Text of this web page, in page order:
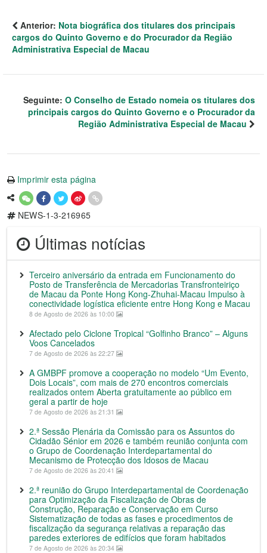
Anterior: Nota biográfica dos titulares dos principais
cargos do Quinto Governo e do Procurador da Região
Administrativa Especial de Macau
Seguinte: O Conselho de Estado nomeia os titulares dos
principais cargos do Quinto Governo e o Procurador da
Região Administrativa Especial de Macau
Imprimir esta página
NEWS-1-3-216965
Últimas notícias
Terceiro aniversário da entrada em Funcionamento do
Posto de Transferência de Mercadorias Transfronteiriço
de Macau da Ponte Hong Kong-Zhuhai-Macau Impulso à
conectividade logística eficiente entre Hong Kong e Macau
8 de Agosto de 2026 às 10:00
Afectado pelo Ciclone Tropical “Golfinho Branco” – Alguns
Voos Cancelados
7 de Agosto de 2026 às 22:27
A GMBPF promove a cooperação no modelo “Um Evento,
Dois Locais”, com mais de 270 encontros comerciais
realizados ontem Aberta gratuitamente ao público em
geral a partir de hoje
7 de Agosto de 2026 às 21:31
2.ª Sessão Plenária da Comissão para os Assuntos do
Cidadão Sénior em 2026 e também reunião conjunta com
o Grupo de Coordenação Interdepartamental do
Mecanismo de Protecção dos Idosos de Macau
7 de Agosto de 2026 às 20:41
2.ª reunião do Grupo Interdepartamental de Coordenação
para Optimização da Fiscalização de Obras de
Construção, Reparação e Conservação em Curso
Sistematização de todas as fases e procedimentos de
fiscalização da segurança relativas a reparação das
paredes exteriores de edifícios que foram habitados
7 de Agosto de 2026 às 20:34